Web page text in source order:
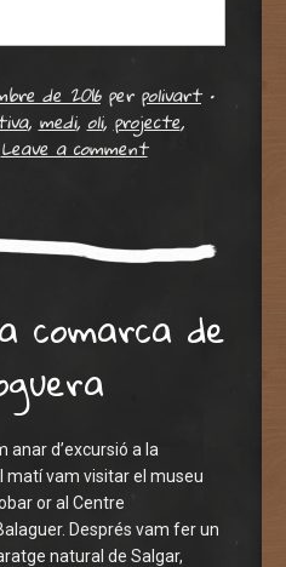
de 2016per polivart •
, medi, oli, projecte,
Leave a comment
comarca de
anar d’excursió a la
matí vam visitar el museu
or al Centre
Després vam fer un
natural de Salgar,